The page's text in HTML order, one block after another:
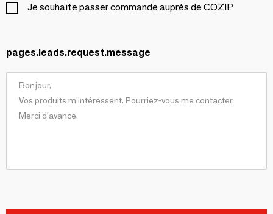
Je souhaite passer commande auprès de COZIP
pages.leads.request.message